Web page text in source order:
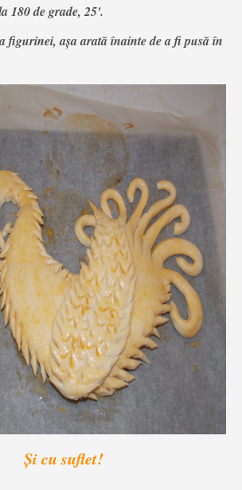
180 de grade, 25'.
figurinei, așa arată înainte de a fi pusă în
Și cu suflet!